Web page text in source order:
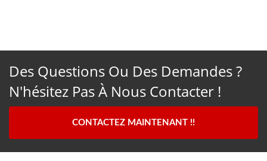
Des Questions Ou Des Demandes ?
N'hésitez Pas À Nous Contacter !
CONTACTEZ MAINTENANT !!